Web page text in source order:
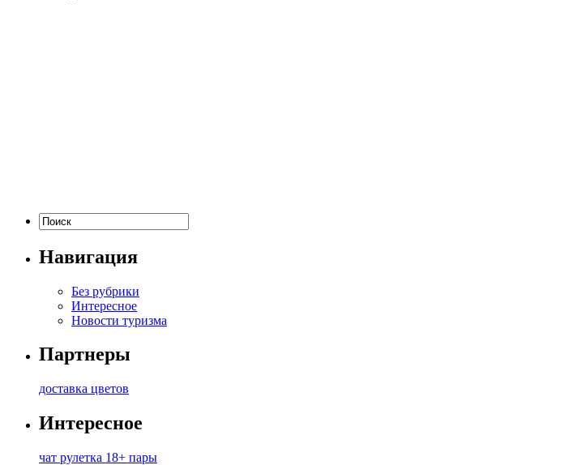
Навигация
Без рубрики
Интересное
Новости туризма
Партнеры
доставка цветов
Интересное
чат рулетка 18+ пары